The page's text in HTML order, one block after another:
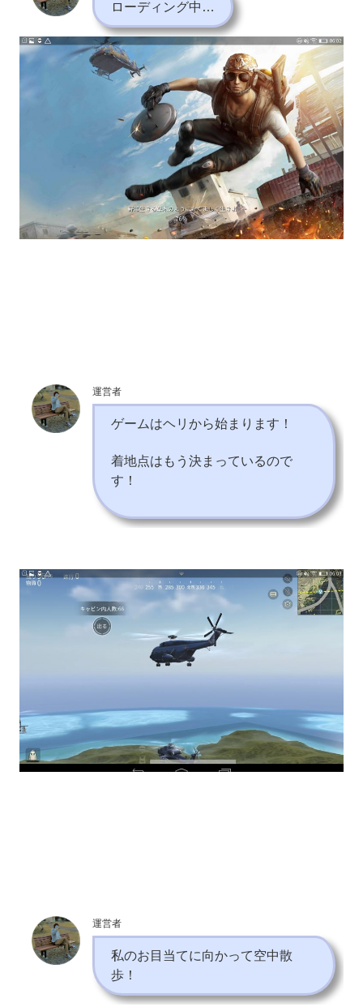
ローディング中…
運営者
ゲームはヘリから始まります！
着地点はもう決まっているので
す！
運営者
私のお目当てに向かって空中散
歩！